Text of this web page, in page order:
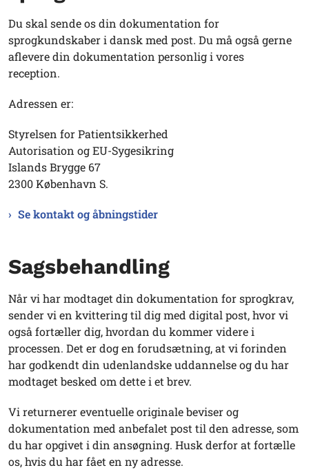
Du skal sende os din dokumentation for
sprogkundskaber i dansk med post. Du må også gerne
aflevere din dokumentation personlig i vores
reception.
Adressen er:
Styrelsen for Patientsikkerhed
Autorisation og EU-Sygesikring
Islands Brygge 67
2300 København S.
Se kontakt og åbningstider
Sagsbehandling
Når vi har modtaget din dokumentation for sprogkrav,
sender vi en kvittering til dig med digital post, hvor vi
også fortæller dig, hvordan du kommer videre i
processen. Det er dog en forudsætning, at vi forinden
har godkendt din udenlandske uddannelse og du har
modtaget besked om dette i et brev.
Vi returnerer eventuelle originale beviser og
dokumentation med anbefalet post til den adresse, som
du har opgivet i din ansøgning. Husk derfor at fortælle
os, hvis du har fået en ny adresse.